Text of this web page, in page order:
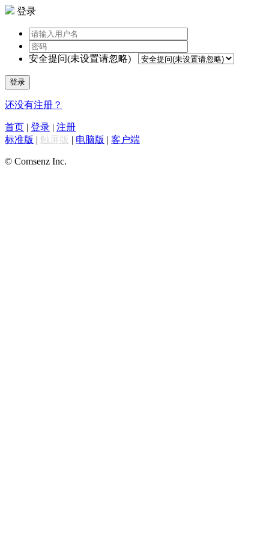
登录
安全提问(未设置请忽略)
登录
还没有注册？
首页 | 登录 | 注册
标准版 | 触屏版 | 电脑版 | 客户端
© Comsenz Inc.